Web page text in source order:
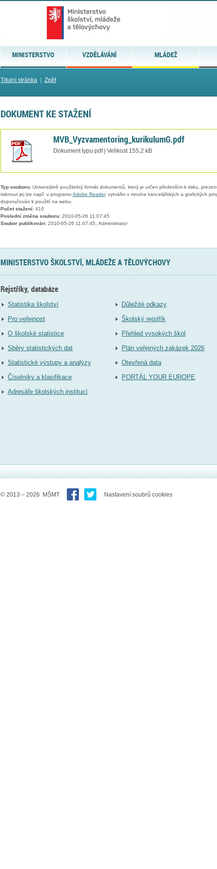
MINISTERSTVO VZDĚLÁVÁNÍ MLÁDEŽ
Titulní stránka| Zpět
DOKUMENT KE STAŽENÍ
MVB_Vyzvamentoring_kurikulumG.pdf
Dokument typu pdf | Velikost 155,2 kB
Typ souboru:Univerzálně použitelný formát dokumentů, který je určen především k tisku,
tisknout jej lze např. v programu Adobe Reader, vytvářet v mnoha kancelářských a grafických
doporučován k použití na webu.
Počet stažení:410
Poslední změna souboru:2010-05-26 11:07:45
Soubor publikován:2010-05-26 11:07:45, Administrator
MINISTERSTVO ŠKOLSTVÍ, MLÁDEŽE A TĚLOVÝCHOVY
Rejstříky, databáze
Statistika školství
Pro veřejnost
O školské statistice
Sběry statistických dat
Statistické výstupy a analýzy
Číselníky a klasifikace
Adresáře školských institucí
Důležité odkazy
Školský rejstřík
Přehled vysokých škol
Plán veřejných zakázek 2026
Otevřená data
PORTÁL YOUR EUROPE
© 2013 – 2026 MŠMT Nastavení soubrů cookies